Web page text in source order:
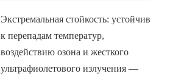
Экстремальная стойкость: устойчив
к перепадам температур,
воздействию озона и жесткого
ультрафиолетового излучения —